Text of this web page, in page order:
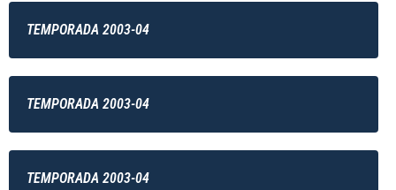
TEMPORADA 2003-04
TEMPORADA 2003-04
TEMPORADA 2003-04